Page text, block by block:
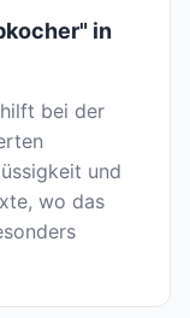
in
bei der
und
wo das